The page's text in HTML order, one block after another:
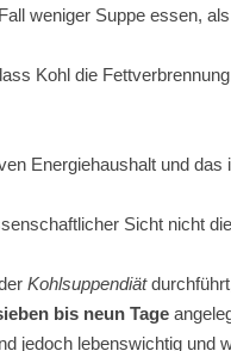
weniger Suppe essen,
Kohl die
Energiehaushalt und
Sicht nicht
Kohlsuppendiät
bis neun Tage
jedoch lebenswichtig und